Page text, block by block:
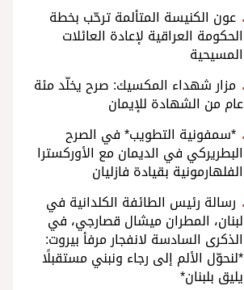
عون الكنيسة المتألمة ترحّب بخطة
الحكومة العراقية لإعادة العائلات
المسيحية
مزار شهداء المكسيك: صرح يخلّد مئة
عام من الشهادة للإيمان
*سمفونية التطويب* في الصرح
البطريركي في الديمان مع الأوركسترا
الفلهارمونية بقيادة فازليان
رسالة رئيس الطائفة الكلدانية في
لبنان، المطران ميشال قصارجي، في
الذكرى السادسة لانفجار مرفأ بيروت:
*لنحوّل الألم إلى رجاء ونبني مستقبلًا
يليق بلبنان*